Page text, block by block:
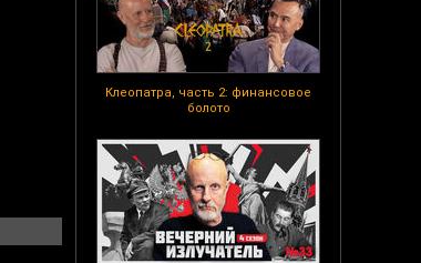
Клеопатра, часть 2: финансовое
болото